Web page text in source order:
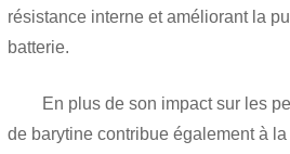
résistance interne et améliorant la
batterie.
En plus de son impact sur les
de barytine contribue également à